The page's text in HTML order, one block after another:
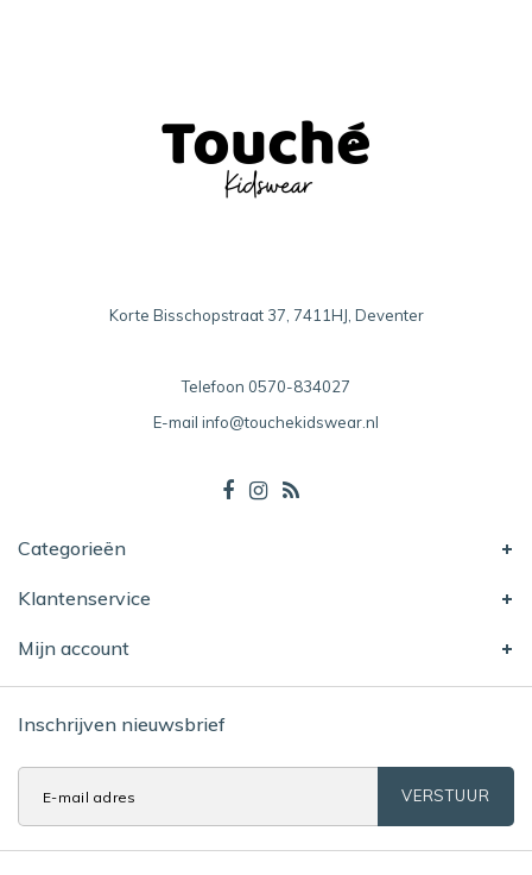
Korte Bisschopstraat 37, 7411HJ, Deventer
Telefoon 0570-834027
E-mail info@touchekidswear.nl
Categorieën
Klantenservice
Mijn account
Inschrijven nieuwsbrief
VERSTUUR